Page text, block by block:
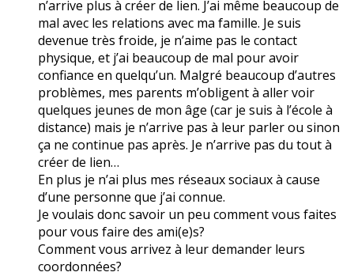
n’arrive plus à créer de lien. J’ai même beaucoup de
mal avec les relations avec ma famille. Je suis
devenue très froide, je n’aime pas le contact
physique, et j’ai beaucoup de mal pour avoir
confiance en quelqu’un. Malgré beaucoup d’autres
problèmes, mes parents m’obligent à aller voir
quelques jeunes de mon âge (car je suis à l’école à
distance) mais je n’arrive pas à leur parler ou sinon
ça ne continue pas après. Je n’arrive pas du tout à
créer de lien…
En plus je n’ai plus mes réseaux sociaux à cause
d’une personne que j’ai connue.
Je voulais donc savoir un peu comment vous faites
pour vous faire des ami(e)s?
Comment vous arrivez à leur demander leurs
coordonnées?